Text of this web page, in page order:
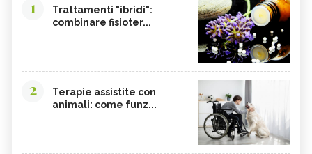
1
Trattamenti "ibridi":
combinare fisioter...
2
Terapie assistite con
animali: come funz...